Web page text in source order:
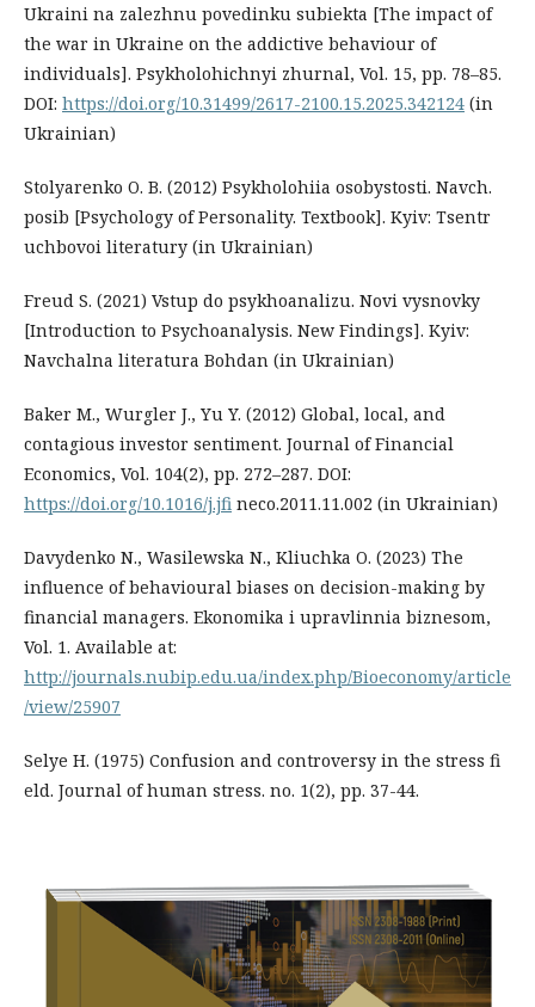
Ukraini na zalezhnu povedinku subiekta [The impact of
the war in Ukraine on the addictive behaviour of
individuals]. Psykholohichnyi zhurnal, Vol. 15, pp. 78–85.
DOI: https://doi.org/10.31499/2617-2100.15.2025.342124 (in
Ukrainian)
Stolyarenko O. B. (2012) Psykholohiia osobystosti. Navch.
posib [Psychology of Personality. Textbook]. Kyiv: Tsentr
uchbovoi literatury (in Ukrainian)
Freud S. (2021) Vstup do psykhoanalizu. Novi vysnovky
[Introduction to Psychoanalysis. New Findings]. Kyiv:
Navchalna literatura Bohdan (in Ukrainian)
Baker M., Wurgler J., Yu Y. (2012) Global, local, and
contagious investor sentiment. Journal of Financial
Economics, Vol. 104(2), pp. 272–287. DOI:
https://doi.org/10.1016/j.jfi neco.2011.11.002 (in Ukrainian)
Davydenko N., Wasilewska N., Kliuchka O. (2023) The
influence of behavioural biases on decision-making by
financial managers. Ekonomika i upravlinnia biznesom,
Vol. 1. Available at:
http://journals.nubip.edu.ua/index.php/Bioeconomy/article
/view/25907
Selye H. (1975) Confusion and controversy in the stress fi
eld. Journal of human stress. no. 1(2), pp. 37-44.